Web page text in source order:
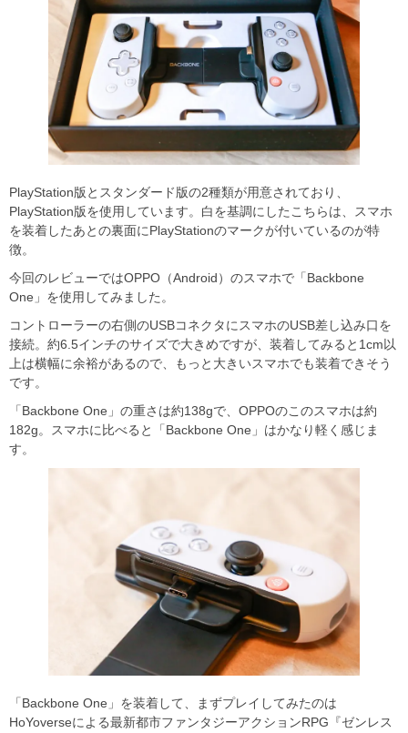
PlayStation版とスタンダード版の2種類が用意されており、
PlayStation版を使用しています。白を基調にしたこちらは、スマホ
を装着したあとの裏面にPlayStationのマークが付いているのが特
徴。
今回のレビューではOPPO（Android）のスマホで「Backbone
One」を使用してみました。
コントローラーの右側のUSBコネクタにスマホのUSB差し込み口を
接続。約6.5インチのサイズで大きめですが、装着してみると1cm以
上は横幅に余裕があるので、もっと大きいスマホでも装着できそう
です。
「Backbone One」の重さは約138gで、OPPOのこのスマホは約
182g。スマホに比べると「Backbone One」はかなり軽く感じま
す。
「Backbone One」を装着して、まずプレイしてみたのは
HoYoverseによる最新都市ファンタジーアクションRPG『ゼンレス